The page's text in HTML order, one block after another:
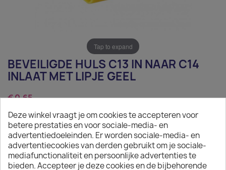
Tap to expand
BEVEILIGDE HULS C13 IN NAAR C14
INLAAT MET LIPJE GEEL
€ 0,65
Exclusief belasting
Beveiligde huls C13 in naar C14 Inlaat met lipje Geel
Aantal
Deze winkel vraagt je om cookies te accepteren voor
betere prestaties en voor sociale-media- en
advertentiedoeleinden. Er worden sociale-media- en
advertentiecookies van derden gebruikt om je sociale-
mediafunctionaliteit en persoonlijke advertenties te
bieden. Accepteer je deze cookies en de bijbehorende